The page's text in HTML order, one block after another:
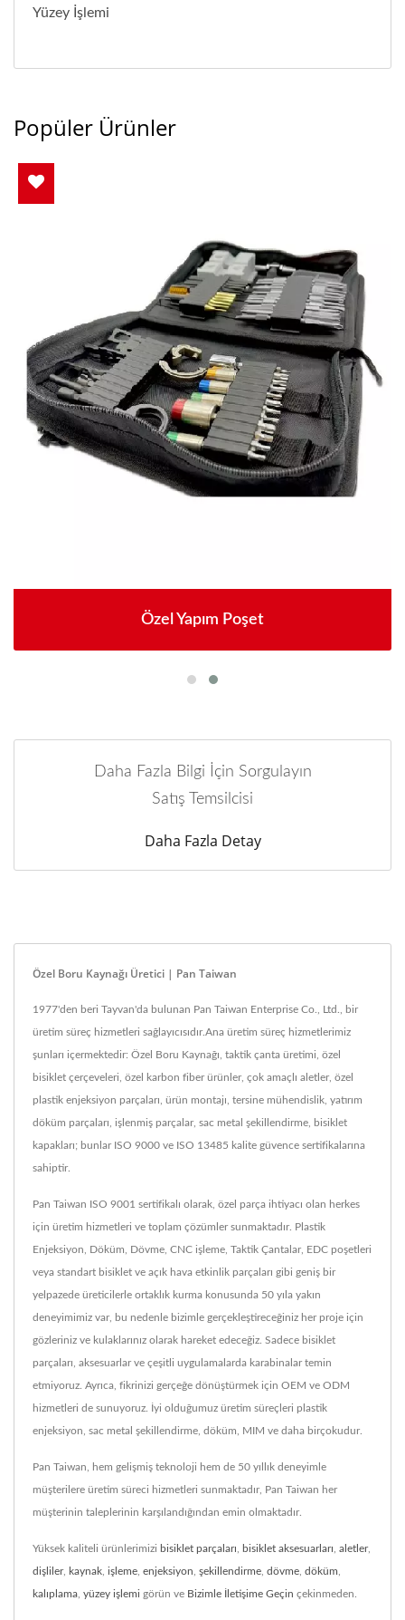
Yüzey İşlemi
Popüler Ürünler
Özel Yapım Poşet
Daha Fazla Bilgi İçin Sorgulayın
Satış Temsilcisi
Daha Fazla Detay
Özel Boru Kaynağı Üretici | Pan Taiwan
1977'den beri Tayvan'da bulunan Pan Taiwan Enterprise Co., Ltd., bir
üretim süreç hizmetleri sağlayıcısıdır.Ana üretim süreç hizmetlerimiz
şunları içermektedir: Özel Boru Kaynağı, taktik çanta üretimi, özel
bisiklet çerçeveleri, özel karbon fiber ürünler, çok amaçlı aletler, özel
plastik enjeksiyon parçaları, ürün montajı, tersine mühendislik, yatırım
döküm parçaları, işlenmiş parçalar, sac metal şekillendirme, bisiklet
kapakları; bunlar ISO 9000 ve ISO 13485 kalite güvence sertifikalarına
sahiptir.
Pan Taiwan ISO 9001 sertifikalı olarak, özel parça ihtiyacı olan herkes
için üretim hizmetleri ve toplam çözümler sunmaktadır. Plastik
Enjeksiyon, Döküm, Dövme, CNC işleme, Taktik Çantalar, EDC poşetleri
veya standart bisiklet ve açık hava etkinlik parçaları gibi geniş bir
yelpazede üreticilerle ortaklık kurma konusunda 50 yıla yakın
deneyimimiz var, bu nedenle bizimle gerçekleştireceğiniz her proje için
gözleriniz ve kulaklarınız olarak hareket edeceğiz. Sadece bisiklet
parçaları, aksesuarlar ve çeşitli uygulamalarda karabinalar temin
etmiyoruz. Ayrıca, fikrinizi gerçeğe dönüştürmek için OEM ve ODM
hizmetleri de sunuyoruz. İyi olduğumuz üretim süreçleri plastik
enjeksiyon, sac metal şekillendirme, döküm, MIM ve daha birçokudur.
Pan Taiwan, hem gelişmiş teknoloji hem de 50 yıllık deneyimle
müşterilere üretim süreci hizmetleri sunmaktadır, Pan Taiwan her
müşterinin taleplerinin karşılandığından emin olmaktadır.
Yüksek kaliteli ürünlerimizi bisiklet parçaları bisiklet aksesuarları aletler,
dişliler, kaynak işleme enjeksiyon şekillendirme dövme döküm
kalıplama yüzey işlemi görün ve Bizimle İletişime Geçin çekinmeden.